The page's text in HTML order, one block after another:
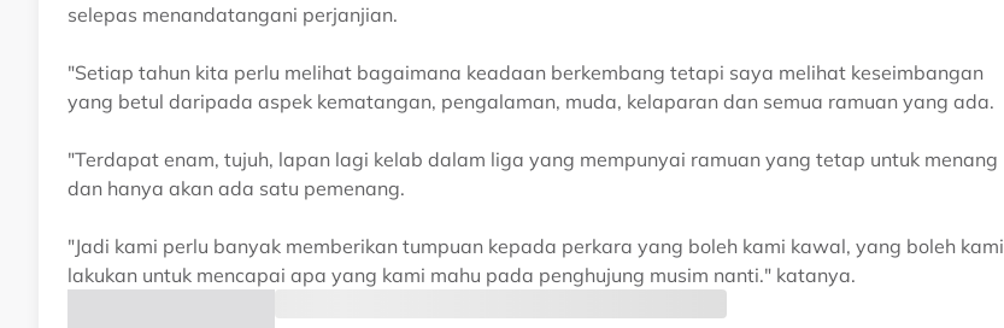
selepas menandatangani perjanjian.
"Setiap tahun kita perlu melihat bagaimana keadaan berkembang tetapi saya melihat keseimbangan
yang betul daripada aspek kematangan, pengalaman, muda, kelaparan dan semua ramuan yang ada.
"Terdapat enam, tujuh, lapan lagi kelab dalam liga yang mempunyai ramuan yang tetap untuk menang
dan hanya akan ada satu pemenang.
"Jadi kami perlu banyak memberikan tumpuan kepada perkara yang boleh kami kawal, yang boleh kami
lakukan untuk mencapai apa yang kami mahu pada penghujung musim nanti." katanya.